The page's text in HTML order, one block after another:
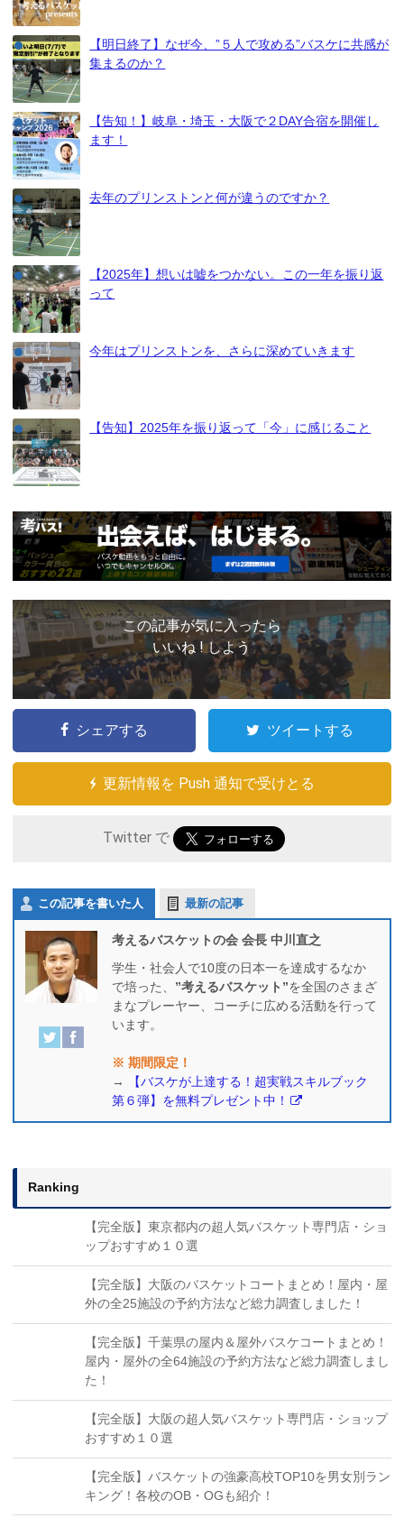
【明日終了】なぜ今、”５人で攻める”バスケに共感が
集まるのか？
【告知！】岐阜・埼玉・大阪で２DAY合宿を開催し
ます！
去年のプリンストンと何が違うのですか？
【2025年】想いは嘘をつかない。この一年を振り返
って
今年はプリンストンを、さらに深めていきます
【告知】2025年を振り返って「今」に感じること
この記事が気に入ったら
いいね ! しよう
シェアする ツイートする
更新情報を Push 通知で受けとる
Twitter で
この記事を書いた人 最新の記事
考えるバスケットの会 会長 中川直之
学生・社会人で10度の日本一を達成するなか
で培った、 ”考えるバスケット”を全国のさまざ
まなプレーヤー、コーチに広める活動を行って
います。
※ 期間限定！
→
【バスケが上達する！超実戦スキルブック
第６弾】を無料プレゼント中！
Ranking
【完全版】東京都内の超人気バスケット専門店・ショ
ップおすすめ１０選
【完全版】大阪のバスケットコートまとめ！屋内・屋
外の全25施設の予約方法など総力調査しました！
【完全版】千葉県の屋内＆屋外バスケコートまとめ！
屋内・屋外の全64施設の予約方法など総力調査しまし
た！
【完全版】大阪の超人気バスケット専門店・ショップ
おすすめ１０選
【完全版】バスケットの強豪高校TOP10を男女別ラン
キング！各校のOB・OGも紹介！